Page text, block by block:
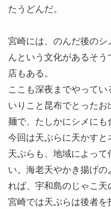
たうどんだ。
宮崎には、のんだ後のシ
んという文化があるそう